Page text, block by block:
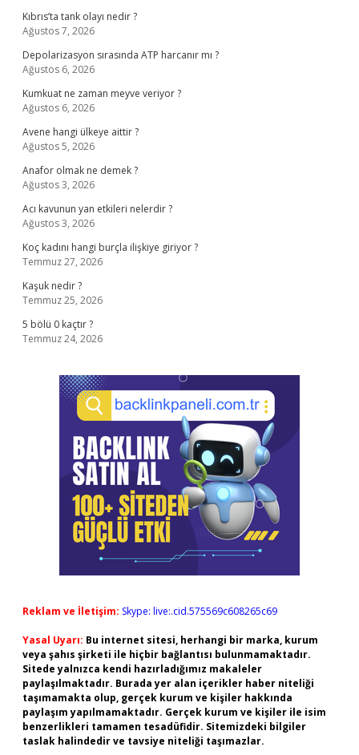
Kıbrıs’ta tank olayı nedir ?
Ağustos 7, 2026
Depolarizasyon sırasında ATP harcanır mı ?
Ağustos 6, 2026
Kumkuat ne zaman meyve veriyor ?
Ağustos 6, 2026
Avene hangi ülkeye aittir ?
Ağustos 5, 2026
Anafor olmak ne demek ?
Ağustos 3, 2026
Acı kavunun yan etkileri nelerdir ?
Ağustos 3, 2026
Koç kadını hangi burçla ilişkiye giriyor ?
Temmuz 27, 2026
Kaşuk nedir ?
Temmuz 25, 2026
5 bölü 0 kaçtır ?
Temmuz 24, 2026
Reklam ve İletişim: Skype: live:.cid.575569c608265c69
Yasal Uyarı: Bu internet sitesi, herhangi bir marka, kurum
veya şahıs şirketi ile hiçbir bağlantısı bulunmamaktadır.
Sitede yalnızca kendi hazırladığımız makaleler
paylaşılmaktadır. Burada yer alan içerikler haber niteliği
taşımamakta olup, gerçek kurum ve kişiler hakkında
paylaşım yapılmamaktadır. Gerçek kurum ve kişiler ile isim
benzerlikleri tamamen tesadüfidir. Sitemizdeki bilgiler
taslak halindedir ve tavsiye niteliği taşımazlar.